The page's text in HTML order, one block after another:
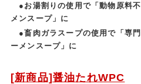
●お湯割りの使用で「動物原料
メンスープ」に
●畜肉ガラスープの使用で「専
ーメンスープ」に
[新商品]醤油たれWPC